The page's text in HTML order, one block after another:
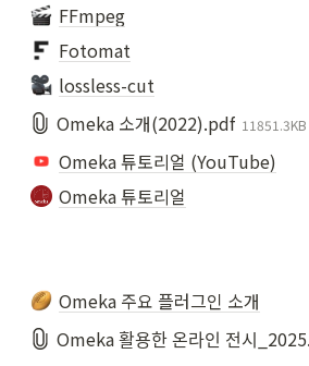
FFmpeg
Fotomat
lossless-cut
Omeka 소개(2022).pdf 11851.3KB
Omeka 튜토리얼 (YouTube)
Omeka 튜토리얼
Omeka 주요 플러그인 소개
Omeka 활용한 온라인